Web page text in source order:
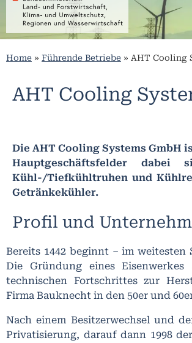
Home » Führende Betriebe » AHT Cooling
AHT Cooling
Die AHT Cooling Systems
Hauptgeschäftsfelder
Kühl-/Tiefkühltruhen und
Getränkekühler.
Profil und
Bereits 1442 beginnt – im
Die Gründung eines
technischen Fortschrittes zur
Firma Bauknecht in den 50er und
Nach einem Besitzerwechsel und
Privatisierung, darauf dann 1998